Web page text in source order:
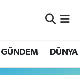
GÜNDEM DÜNYA